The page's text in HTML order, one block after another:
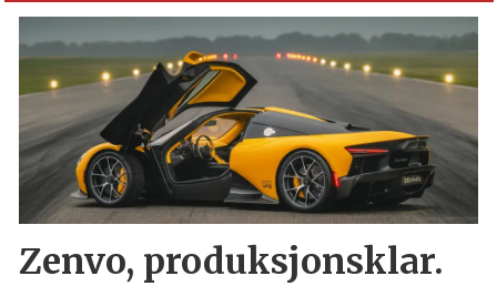
Zenvo, produksjonsklar.